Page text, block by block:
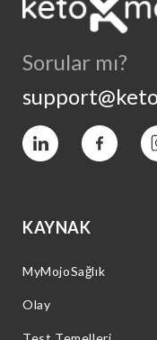
Sorular mı?
Vimeo Facebook
KAYNAK
MyMojoSağlık
Olay